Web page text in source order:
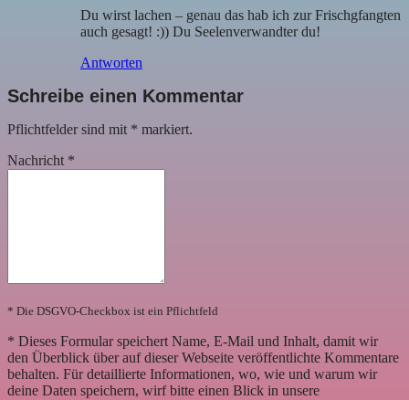
Du wirst lachen – genau das hab ich zur Frischgfangten
auch gesagt! :)) Du Seelenverwandter du!
Antworten
Schreibe einen Kommentar
Pflichtfelder sind mit * markiert.
Nachricht *
* Die DSGVO-Checkbox ist ein Pflichtfeld
* Dieses Formular speichert Name, E-Mail und Inhalt, damit wir
den Überblick über auf dieser Webseite veröffentlichte Kommentare
behalten. Für detaillierte Informationen, wo, wie und warum wir
deine Daten speichern, wirf bitte einen Blick in unsere